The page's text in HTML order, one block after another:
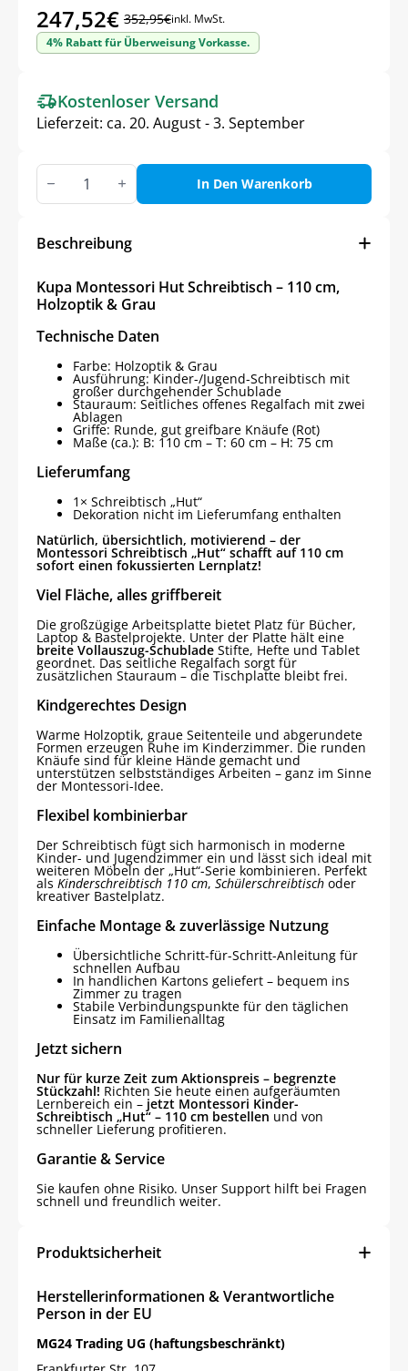
352,95€
Ursprünglicher
Preis
352,95€
247,52€
Aktueller
Preis
247,52€.
inkl. MwSt.
4% Rabatt für Überweisung Vorkasse.
Kostenloser Versand
Lieferzeit: ca. 20. August - 3. September
Kupa
Montessori
Hut
110
&
Grau
Menge
In Den Warenkorb
Beschreibung
Kupa Montessori Hut Schreibtisch – 110 cm,
Holzoptik & Grau
Technische Daten
Farbe: Holzoptik & Grau
Ausführung: Kinder-/Jugend-Schreibtisch mit
großer durchgehender Schublade
Stauraum: Seitliches offenes Regalfach mit zwei
Ablagen
Griffe: Runde, gut greifbare Knäufe (Rot)
Maße (ca.): B: 110 cm – T: 60 cm – H: 75 cm
Lieferumfang
1× Schreibtisch „Hut“
Dekoration nicht im Lieferumfang enthalten
Natürlich, übersichtlich, motivierend – der
Montessori Schreibtisch „Hut“ schafft auf 110 cm
sofort einen fokussierten Lernplatz!
Viel Fläche, alles griffbereit
Die großzügige Arbeitsplatte bietet Platz für Bücher,
Laptop & Bastelprojekte. Unter der Platte hält eine
breite Vollauszug-Schublade Stifte, Hefte und Tablet
geordnet. Das seitliche Regalfach sorgt für
zusätzlichen Stauraum – die Tischplatte bleibt frei.
Kindgerechtes Design
Warme Holzoptik, graue Seitenteile und abgerundete
Formen erzeugen Ruhe im Kinderzimmer. Die runden
Knäufe sind für kleine Hände gemacht und
unterstützen selbstständiges Arbeiten – ganz im Sinne
der Montessori-Idee.
Flexibel kombinierbar
Der Schreibtisch fügt sich harmonisch in moderne
Kinder- und Jugendzimmer ein und lässt sich ideal mit
weiteren Möbeln der „Hut“-Serie kombinieren. Perfekt
als Kinderschreibtisch 110 cm, Schülerschreibtisch oder
kreativer Bastelplatz.
Einfache Montage & zuverlässige Nutzung
Übersichtliche Schritt-für-Schritt-Anleitung für
schnellen Aufbau
In handlichen Kartons geliefert – bequem ins
Zimmer zu tragen
Stabile Verbindungspunkte für den täglichen
Einsatz im Familienalltag
Jetzt sichern
Nur für kurze Zeit zum Aktionspreis – begrenzte
Stückzahl! Richten Sie heute einen aufgeräumten
Lernbereich ein – jetzt Montessori Kinder-
Schreibtisch „Hut“ – 110 cm bestellen und von
schneller Lieferung profitieren.
Garantie & Service
Sie kaufen ohne Risiko. Unser Support hilft bei Fragen
schnell und freundlich weiter.
Produktsicherheit
Herstellerinformationen & Verantwortliche
Person in der EU
MG24 Trading UG (haftungsbeschränkt)